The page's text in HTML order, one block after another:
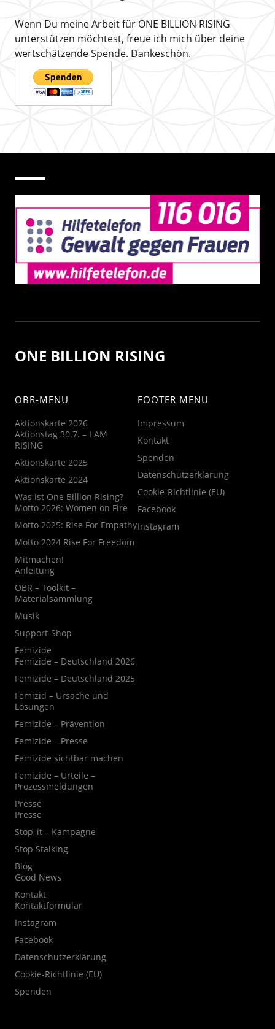
Wenn Du meine Arbeit für ONE BILLION RISING
unterstützen möchtest, freue ich mich über deine
wertschätzende Spende. Dankeschön.
ONE BILLION RISING
OBR-MENU
Aktionskarte 2026
Aktionstag 30.7. – I AM
RISING
Aktionskarte 2025
Aktionskarte 2024
Was ist One Billion Rising?
Motto 2026: Women on Fire
Motto 2025: Rise For Empathy
Motto 2024 Rise For Freedom
Mitmachen!
Anleitung
OBR – Toolkit –
Materialsammlung
Musik
Support-Shop
Femizide
Femizide – Deutschland 2026
Femizide – Deutschland 2025
Femizid – Ursache und
Lösungen
Femizide – Prävention
Femizide – Presse
Femizide sichtbar machen
Femizide – Urteile –
Prozessmeldungen
Presse
Presse
Stop_it – Kampagne
Stop Stalking
Blog
Good News
Kontakt
Kontaktformular
Instagram
Facebook
Datenschutzerklärung
Cookie-Richtlinie (EU)
Spenden
FOOTER MENU
Impressum
Kontakt
Spenden
Datenschutzerklärung
Cookie-Richtlinie (EU)
Facebook
Instagram